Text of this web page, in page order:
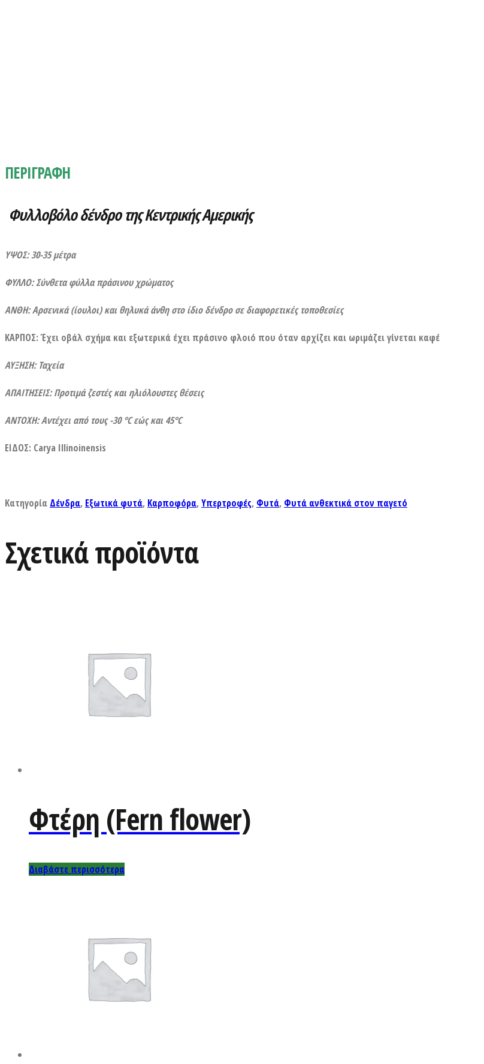
ΠΕΡΙΓΡΑΦΗ
Φυλλοβόλο δένδρο της Κεντρικής Αμερικής
ΥΨΟΣ: 30-35 μέτρα
ΦΥΛΛΟ: Σύνθετα φύλλα πράσινου χρώματος
ΑΝΘΗ: Αρσενικά (ίουλοι) και θηλυκά άνθη στο ίδιο δένδρο σε διαφορετικές τοποθεσίες
ΚΑΡΠΟΣ: Έχει οβάλ σχήμα και εξωτερικά έχει πράσινο φλοιό που όταν αρχίζει και ωριμάζει γίνεται καφέ
ΑΥΞΗΣΗ: Ταχεία
ΑΠΑΙΤΗΣΕΙΣ: Προτιμά ζεστές και ηλιόλουστες θέσεις
ΑΝΤΟΧΗ: Αντέχει από τους -30 °C εώς και 45°C
ΕΙΔΟΣ: Carya Illinoinensis
Κατηγορία Δένδρα, Εξωτικά φυτά, Καρποφόρα,Υπερτροφές, Φυτά, Φυτά ανθεκτικά στον παγετό
Σχετικά προϊόντα
Φτέρη (Fern flower)
Διαβάστε περισσότερα